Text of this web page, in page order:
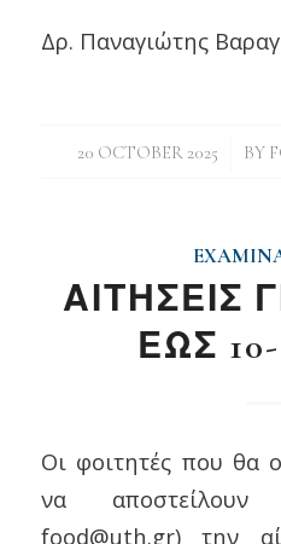
Δρ. Παναγιώτης
20 OCTOBER 2025
/ BY
ΑΙΤΗΣΕΙΣ
ΕΩΣ 10-
Οι φοιτητές που θα
να αποστείλουν
food@uth.gr) την